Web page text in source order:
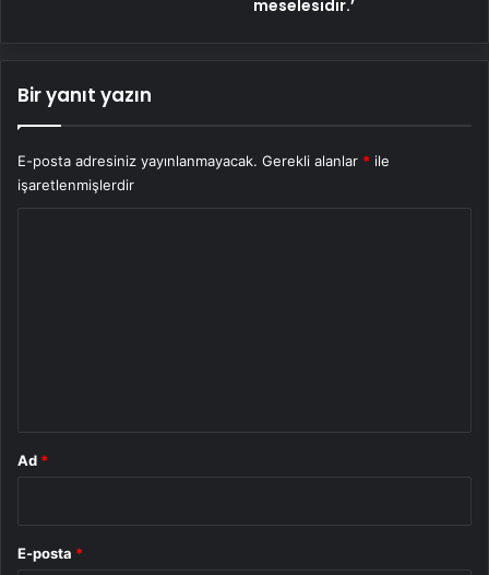
meselesidir.’
Bir yanıt yazın
E-posta adresiniz yayınlanmayacak. Gerekli alanlar * ile
işaretlenmişlerdir
Ad *
E-posta *